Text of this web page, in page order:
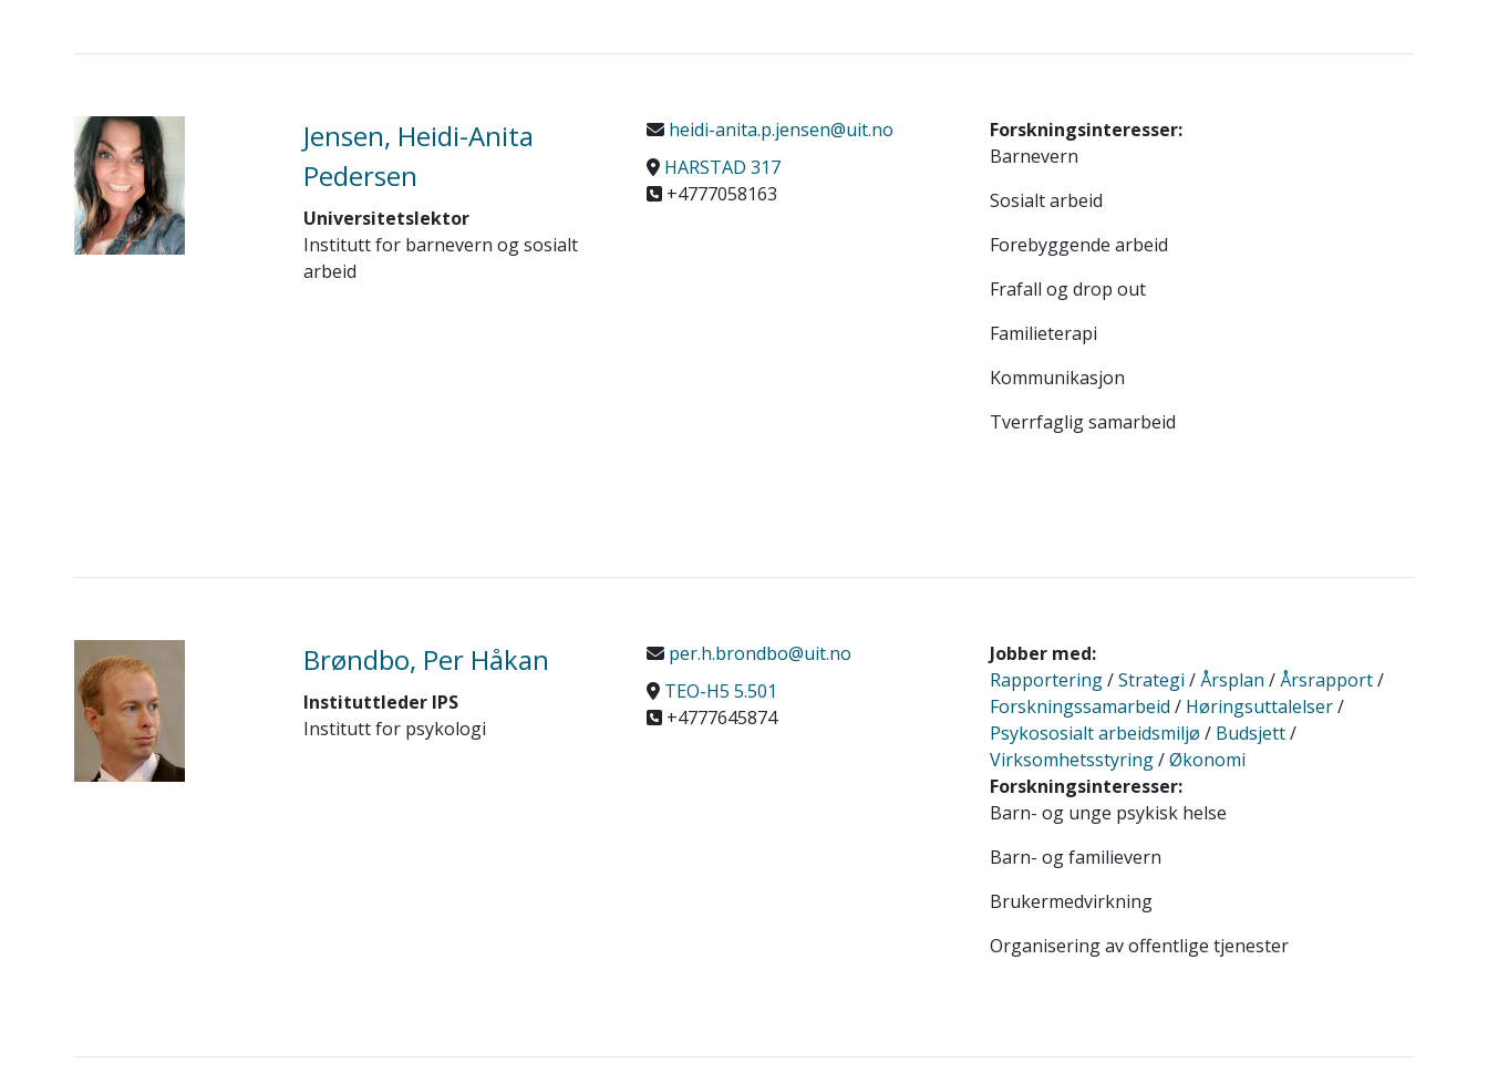
Jensen, Heidi-Anita
Pedersen
Universitetslektor
Institutt for barnevern og sosialt
arbeid
heidi-anita.p.jensen@uit.no
HARSTAD 317
+4777058163
Forskningsinteresser:
Barnevern
Sosialt arbeid
Forebyggende arbeid
Frafall og drop out
Familieterapi
Kommunikasjon
Tverrfaglig samarbeid
Brøndbo, Per Håkan
Instituttleder IPS
Institutt for psykologi
per.h.brondbo@uit.no
TEO-H5 5.501
+4777645874
Jobber med:
Rapportering/Strategi /Årsplan /Årsrapport/
Forskningssamarbeid / Høringsuttalelser/
Psykososialt arbeidsmiljø / Budsjett/
Virksomhetsstyring/Økonomi
Forskningsinteresser:
Barn- og unge psykisk helse
Barn- og familievern
Brukermedvirkning
Organisering av offentlige tjenester